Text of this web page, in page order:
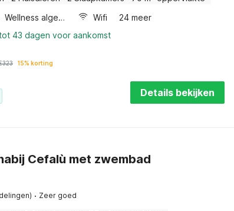
Wellness algemeen Wifi
24 meer
43 dagen voor aankomst
323 15% korting
Details bekijken
Cefalù met zwembad
· Zeer goed